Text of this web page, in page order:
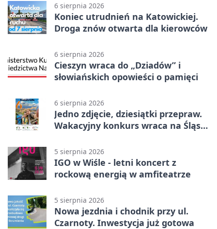
6 sierpnia 2026
Koniec utrudnień na Katowickiej.
Droga znów otwarta dla kierowców
6 sierpnia 2026
Cieszyn wraca do „Dziadów” i
słowiańskich opowieści o pamięci
6 sierpnia 2026
Jedno zdjęcie, dziesiątki przepraw.
Wakacyjny konkurs wraca na Śląsk
5 sierpnia 2026
IGO w Wiśle - letni koncert z
rockową energią w amfiteatrze
5 sierpnia 2026
Nowa jezdnia i chodnik przy ul.
Czarnoty. Inwestycja już gotowa